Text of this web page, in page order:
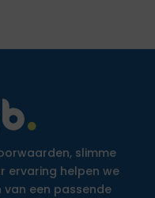
slimme
ervaring helpen we
een passende